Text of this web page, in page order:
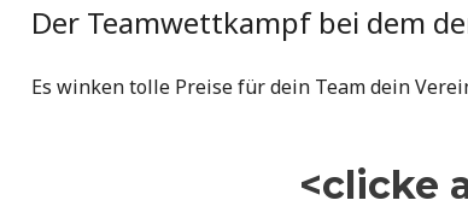
Der Teamwettkampf bei dem
Es winken tolle Preise für dein Team dein
<clicke